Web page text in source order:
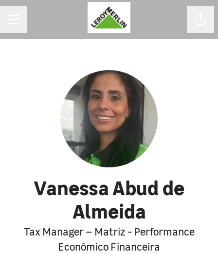
Vanessa Abud de
Almeida
Tax Manager – Matriz - Performance
Econômico Financeira